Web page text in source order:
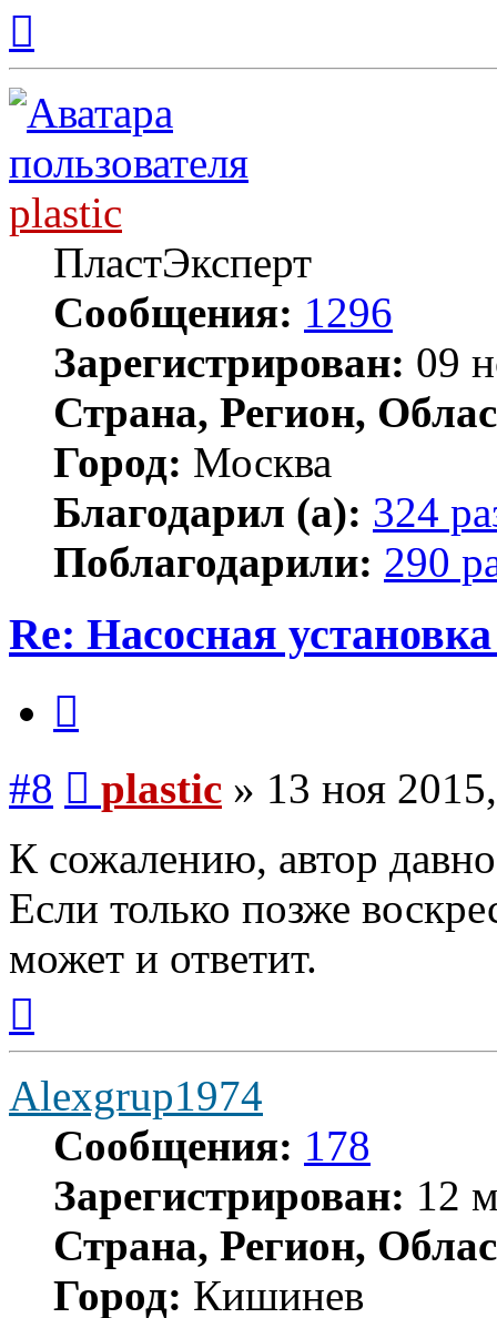
началу
plastic
ПластЭксперт
Сообщения: 1296
Зарегистрирован: 09
Страна, Регион,
Город: Москва
Благодарил (а): 324
Поблагодарили: 290
Re: Насосная
#8 plastic » 13 ноя
К сожалению, автор
Если только позже
может и ответит.
началу
Alexgrup1974
Сообщения: 178
Зарегистрирован: 12
Страна, Регион,
Город: Кишинев